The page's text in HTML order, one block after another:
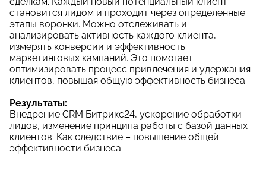
становится лидом и проходит через определенные
этапы воронки. Можно отслеживать и
анализировать активность каждого клиента,
измерять конверсии и эффективность
маркетинговых кампаний. Это помогает
оптимизировать процесс привлечения и удержания
клиентов, повышая общую эффективность бизнеса.
Результаты:
Внедрение CRM Битрикс24, ускорение обработки
лидов, изменение принципа работы с базой данных
клиентов. Как следствие – повышение общей
эффективности бизнеса.